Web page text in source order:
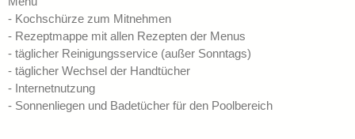
- Kochschürze zum Mitnehmen
- Rezeptmappe mit allen Rezepten der Menus
- täglicher Reinigungsservice (außer Sonntags)
- täglicher Wechsel der Handtücher
- Internetnutzung
- Sonnenliegen und Badetücher für den Poolbereich